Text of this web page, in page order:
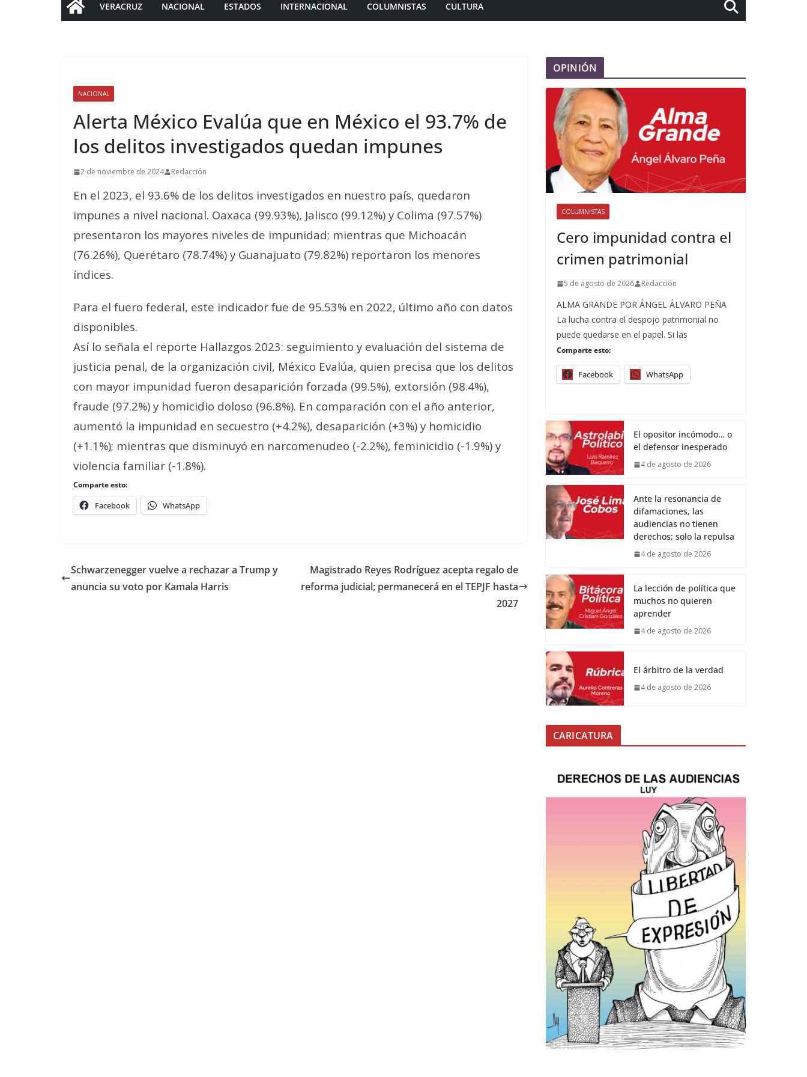
VERACRUZ NACIONAL ESTADOS INTERNACIONAL COLUMNISTAS CULTURA
NACIONAL
Alerta México Evalúa que en México el 93.7% de
los delitos investigados quedan impunes
2 de noviembre de 2024 Redacción
En el 2023, el 93.6% de los delitos investigados en nuestro país, quedaron
impunes a nivel nacional. Oaxaca (99.93%), Jalisco (99.12%) y Colima (97.57%)
presentaron los mayores niveles de impunidad; mientras que Michoacán
(76.26%), Querétaro (78.74%) y Guanajuato (79.82%) reportaron los menores
índices.
Para el fuero federal, este indicador fue de 95.53% en 2022, último año con datos
disponibles.
Así lo señala el reporte Hallazgos 2023: seguimiento y evaluación del sistema de
justicia penal, de la organización civil, México Evalúa, quien precisa que los delitos
con mayor impunidad fueron desaparición forzada (99.5%), extorsión (98.4%),
fraude (97.2%) y homicidio doloso (96.8%). En comparación con el año anterior,
aumentó la impunidad en secuestro (+4.2%), desaparición (+3%) y homicidio
(+1.1%); mientras que disminuyó en narcomenudeo (-2.2%), feminicidio (-1.9%) y
violencia familiar (-1.8%).
Comparte esto:
Facebook WhatsApp
Schwarzenegger vuelve a rechazar a Trump y
anuncia su voto por Kamala Harris
Magistrado Reyes Rodríguez acepta regalo de
reforma judicial; permanecerá en el TEPJF hasta
2027
OPINIÓN
COLUMNISTAS
Cero impunidad contra el
crimen patrimonial
5 de agosto de 2026 Redacción
ALMA GRANDE POR ÁNGEL ÁLVARO PEÑA
La lucha contra el despojo patrimonial no
puede quedarse en el papel. Si las
Comparte esto:
Facebook WhatsApp
El opositor incómodo… o
el defensor inesperado
4 de agosto de 2026
Ante la resonancia de
difamaciones, las
audiencias no tienen
derechos; solo la repulsa
4 de agosto de 2026
La lección de política que
muchos no quieren
aprender
4 de agosto de 2026
El árbitro de la verdad
4 de agosto de 2026
CARICATURA